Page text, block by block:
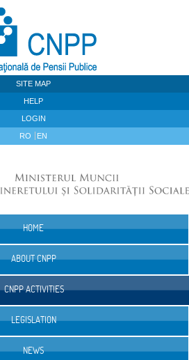
SITE MAP
HELP
LOGIN
RO EN
HOME
ABOUT CNPP
CNPP ACTIVITIES
LEGISLATION
NEWS